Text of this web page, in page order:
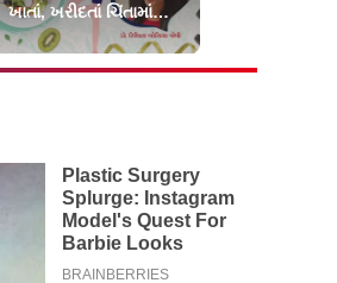
ખાતાં, ખરીદતાં ચિંતામાં
મુક્યા?